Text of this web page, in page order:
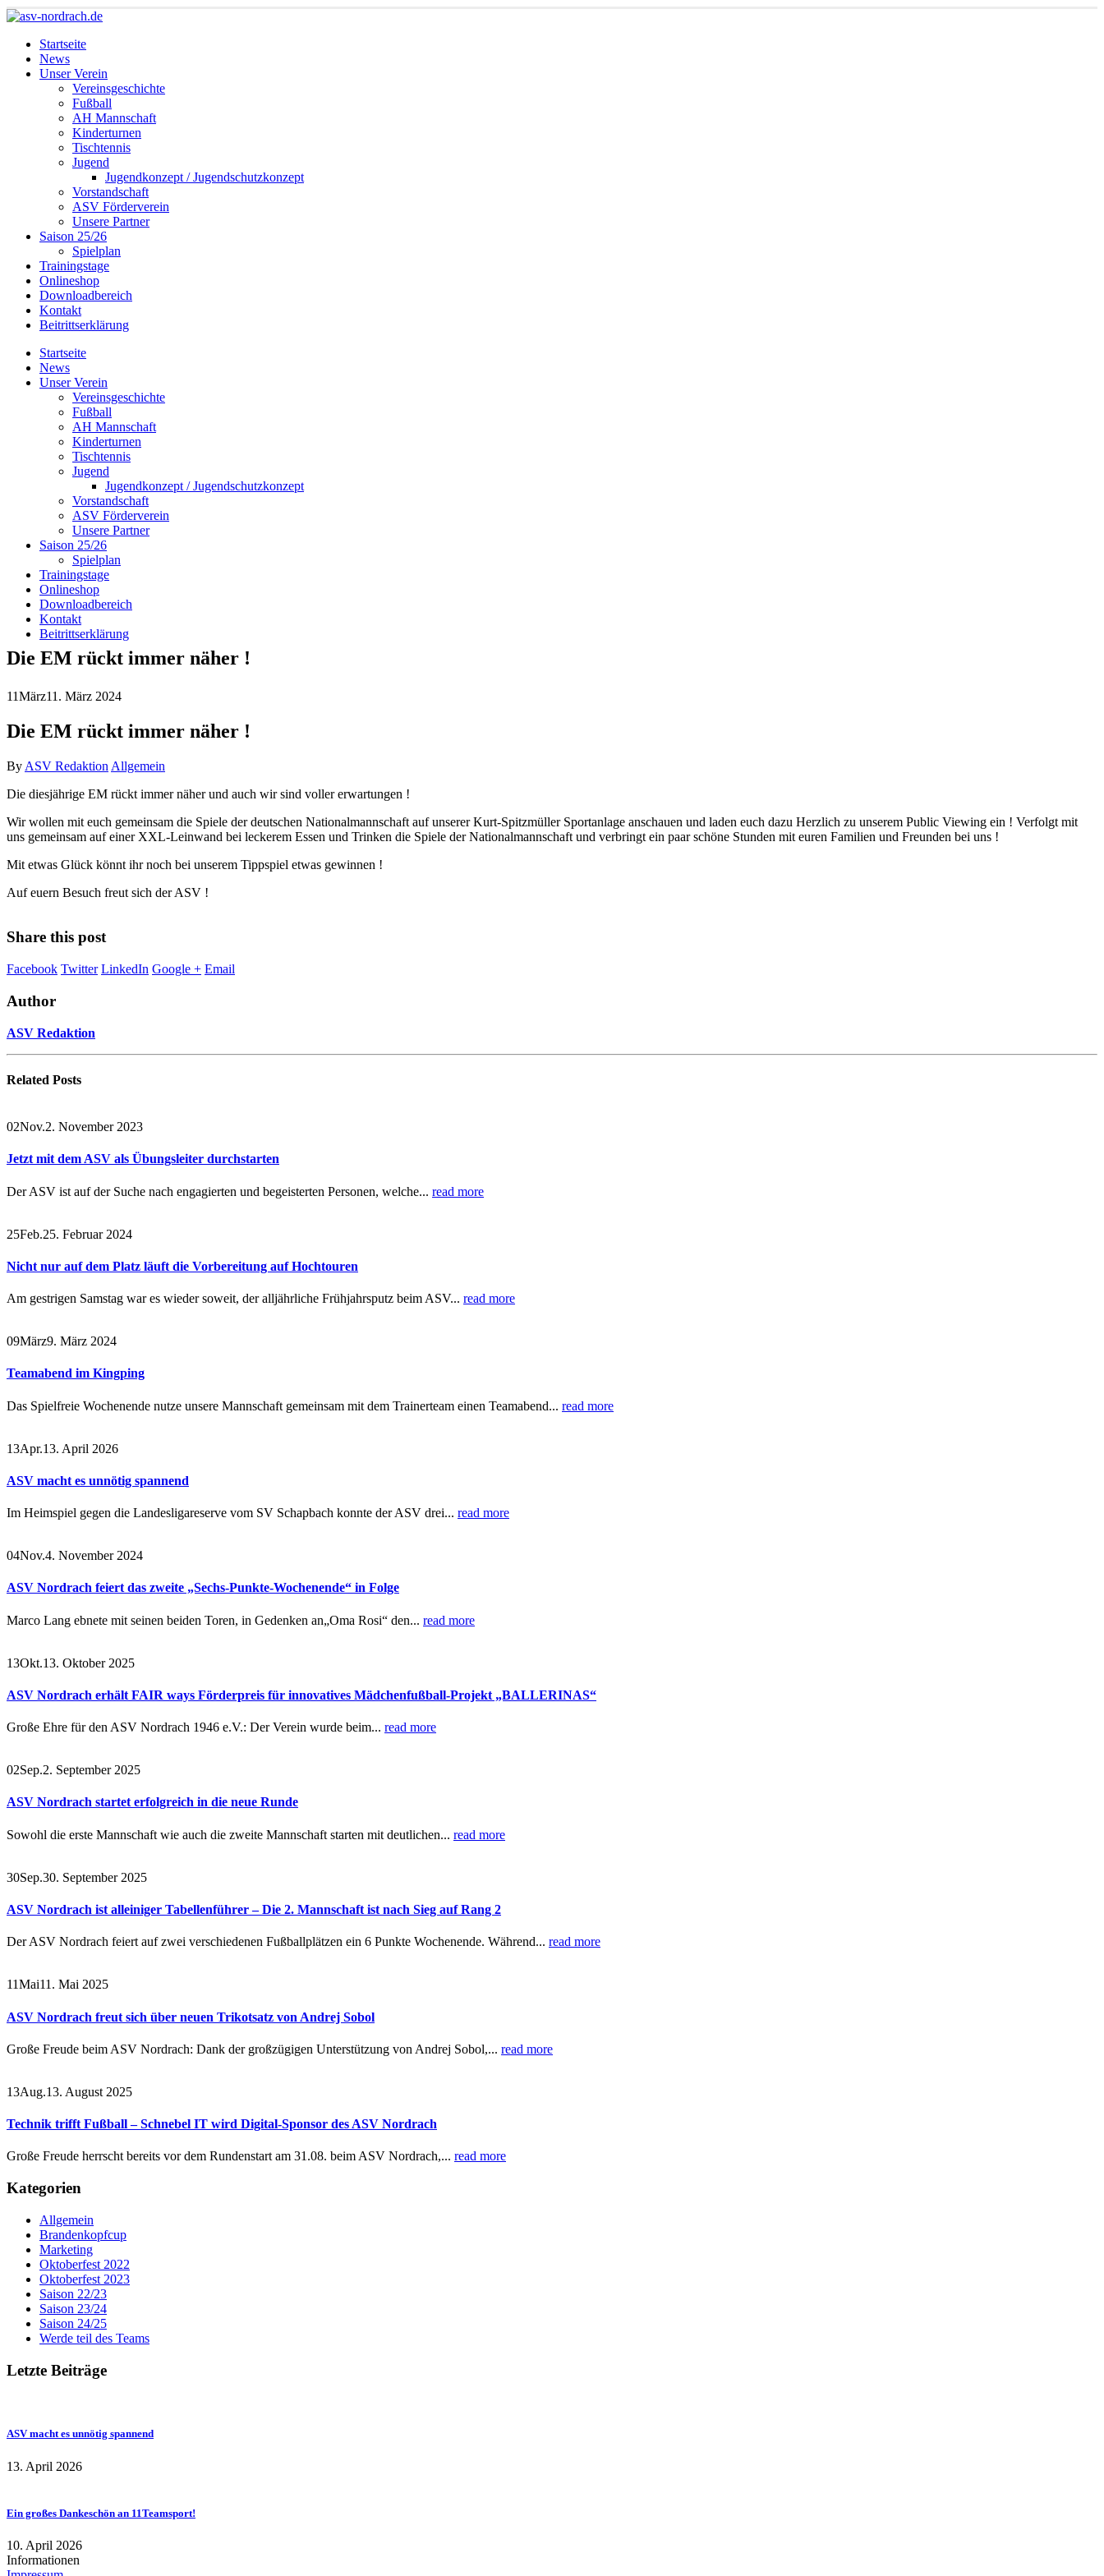
Startseite
News
Unser Verein
Vereinsgeschichte
Fußball
AH Mannschaft
Kinderturnen
Tischtennis
Jugend
Jugendkonzept / Jugendschutzkonzept
Vorstandschaft
ASV Förderverein
Unsere Partner
Saison 25/26
Spielplan
Trainingstage
Onlineshop
Downloadbereich
Kontakt
Beitrittserklärung
Startseite
News
Unser Verein
Vereinsgeschichte
Fußball
AH Mannschaft
Kinderturnen
Tischtennis
Jugend
Jugendkonzept / Jugendschutzkonzept
Vorstandschaft
ASV Förderverein
Unsere Partner
Saison 25/26
Spielplan
Trainingstage
Onlineshop
Downloadbereich
Kontakt
Beitrittserklärung
Die EM rückt immer näher !
11März11. März 2024
Die EM rückt immer näher !
By ASV Redaktion Allgemein
Die diesjährige EM rückt immer näher und auch wir sind voller erwartungen !
Wir wollen mit euch gemeinsam die Spiele der deutschen Nationalmannschaft auf unserer Kurt-Spitzmüller Sportanlage anschauen und laden euch dazu Herzlich zu unserem Public Viewing ein ! Verfolgt mit
uns gemeinsam auf einer XXL-Leinwand bei leckerem Essen und Trinken die Spiele der Nationalmannschaft und verbringt ein paar schöne Stunden mit euren Familien und Freunden bei uns !
Mit etwas Glück könnt ihr noch bei unserem Tippspiel etwas gewinnen !
Auf euern Besuch freut sich der ASV !
Share this post
Facebook Twitter LinkedIn Google + Email
Author
ASV Redaktion
Related Posts
02Nov.2. November 2023
Jetzt mit dem ASV als Übungsleiter durchstarten
Der ASV ist auf der Suche nach engagierten und begeisterten Personen, welche... read more
25Feb.25. Februar 2024
Nicht nur auf dem Platz läuft die Vorbereitung auf Hochtouren
Am gestrigen Samstag war es wieder soweit, der alljährliche Frühjahrsputz beim ASV... read more
09März9. März 2024
Teamabend im Kingping
Das Spielfreie Wochenende nutze unsere Mannschaft gemeinsam mit dem Trainerteam einen Teamabend... read more
13Apr.13. April 2026
ASV macht es unnötig spannend
Im Heimspiel gegen die Landesligareserve vom SV Schapbach konnte der ASV drei... read more
04Nov.4. November 2024
ASV Nordrach feiert das zweite „Sechs-Punkte-Wochenende“ in Folge
Marco Lang ebnete mit seinen beiden Toren, in Gedenken an„Oma Rosi“ den... read more
13Okt.13. Oktober 2025
ASV Nordrach erhält FAIR ways Förderpreis für innovatives Mädchenfußball-Projekt „BALLERINAS“
Große Ehre für den ASV Nordrach 1946 e.V.: Der Verein wurde beim... read more
02Sep.2. September 2025
ASV Nordrach startet erfolgreich in die neue Runde
Sowohl die erste Mannschaft wie auch die zweite Mannschaft starten mit deutlichen... read more
30Sep.30. September 2025
ASV Nordrach ist alleiniger Tabellenführer – Die 2. Mannschaft ist nach Sieg auf Rang 2
Der ASV Nordrach feiert auf zwei verschiedenen Fußballplätzen ein 6 Punkte Wochenende. Während... read more
11Mai11. Mai 2025
ASV Nordrach freut sich über neuen Trikotsatz von Andrej Sobol
Große Freude beim ASV Nordrach: Dank der großzügigen Unterstützung von Andrej Sobol,... read more
13Aug.13. August 2025
Technik trifft Fußball – Schnebel IT wird Digital-Sponsor des ASV Nordrach
Große Freude herrscht bereits vor dem Rundenstart am 31.08. beim ASV Nordrach,... read more
Kategorien
Allgemein
Brandenkopfcup
Marketing
Oktoberfest 2022
Oktoberfest 2023
Saison 22/23
Saison 23/24
Saison 24/25
Werde teil des Teams
Letzte Beiträge
ASV macht es unnötig spannend
13. April 2026
Ein großes Dankeschön an 11Teamsport!
10. April 2026
Informationen